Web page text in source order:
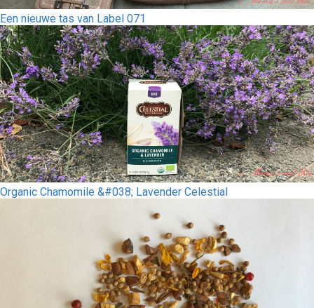
Een nieuwe tas van Label 071
Organic Chamomile &#038; Lavender Celestial